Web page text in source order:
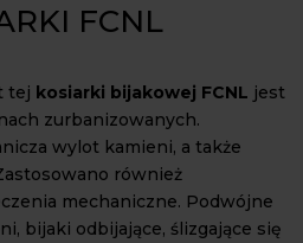
FCNL
tej kosiarki bijakowej FCNL jest
zurbanizowanych.
wylot kamieni, a także
również
mechaniczne. Podwójne
bijaki odbijające, ślizgające się